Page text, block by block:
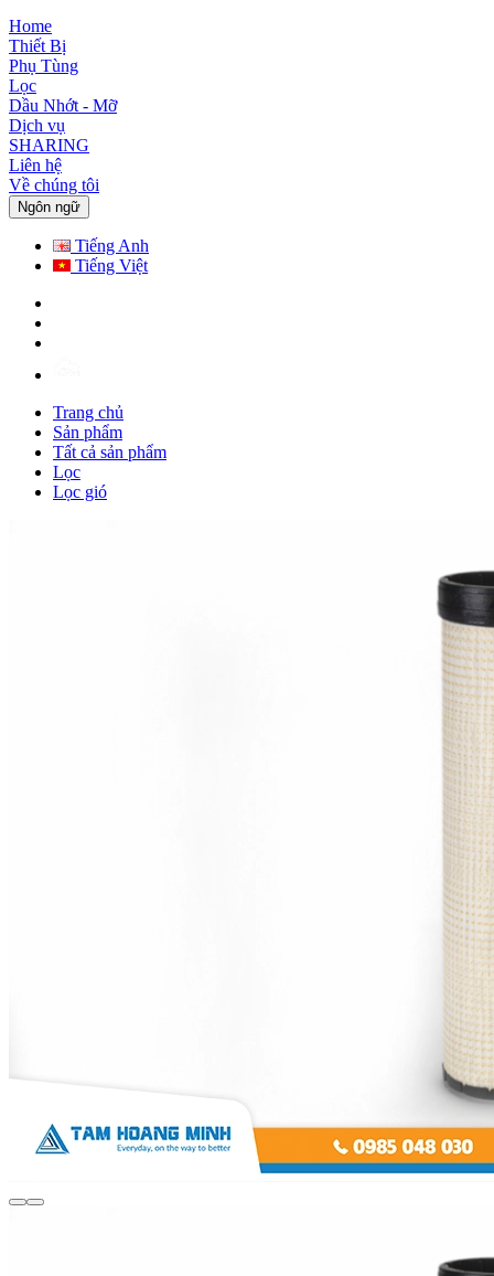
Home
Thiết Bị
Phụ Tùng
Lọc
Dầu Nhớt - Mỡ
Dịch vụ
SHARING
Liên hệ
Về chúng tôi
Ngôn ngữ
Tiếng Anh
Tiếng Việt
Trang chủ
Sản phẩm
Tất cả sản phẩm
Lọc
Lọc gió